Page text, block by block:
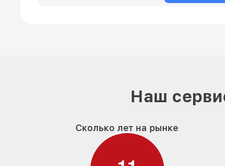
Наш
Сколько лет на рынке